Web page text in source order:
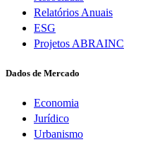
Relatórios Anuais
ESG
Projetos ABRAINC
Dados de Mercado
Economia
Jurídico
Urbanismo